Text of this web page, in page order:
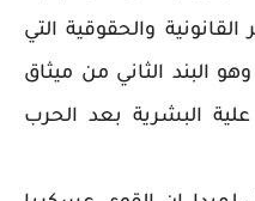
والحقوقية التي
البند الثاني من ميثاق
البشرية بعد الحرب